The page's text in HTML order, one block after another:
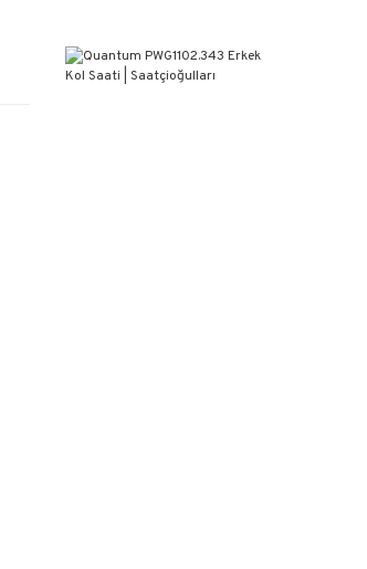
WEB SİTESİNE ÖZEL FİYATLAR
KAÇIRILMAYACAK FIRSATLAR